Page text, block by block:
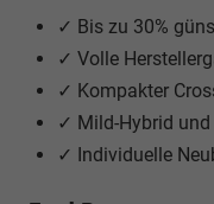
✓ Bis zu 30%
✓ Volle
✓ Kompakter
✓ Mild-Hybrid
✓ Individuelle